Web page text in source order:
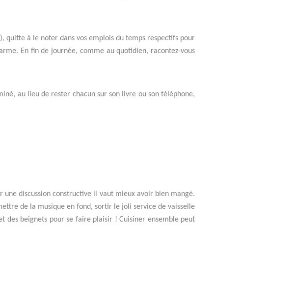
quitte à le noter dans vos emplois du temps respectifs pour
En fin de journée, comme au quotidien, racontez-vous
au lieu de rester chacun sur son livre ou son téléphone,
une discussion constructive il vaut mieux avoir bien mangé.
de la musique en fond, sortir le joli service de vaisselle
beignets pour se faire plaisir ! Cuisiner ensemble peut